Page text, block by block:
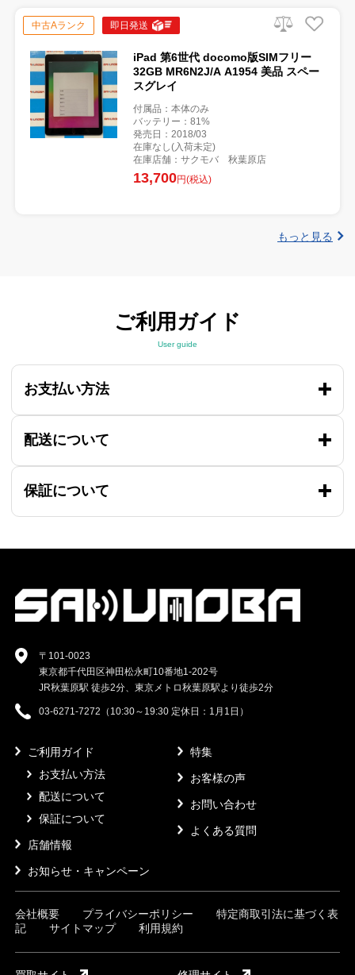
中古Aランク 即日発送
iPad 第6世代 docomo版SIMフリー
32GB MR6N2J/A A1954 美品 スペー
スグレイ
付属品：本体のみ
バッテリー：81%
発売日：2018/03
在庫なし(入荷未定)
在庫店舗：サクモバ 秋葉原店
13,700円(税込)
もっと見る
ご利用ガイド
User guide
お支払い方法
配送について
保証について
〒101-0023
東京都千代田区神田松永町10番地1-202号
JR秋葉原駅 徒歩2分、東京メトロ秋葉原駅より徒歩2分
03-6271-7272（10:30～19:30 定休日：1月1日）
ご利用ガイド
お支払い方法
配送について
保証について
店舗情報
お知らせ・キャンペーン
特集
お客様の声
お問い合わせ
よくある質問
会社概要 プライバシーポリシー
特定商取引法に基づく表
記
サイトマップ 利用規約